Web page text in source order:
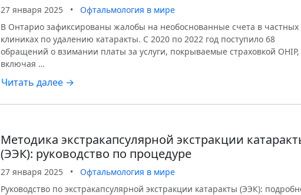
27 января 2025 •
Офтальмология в мире
В Онтарио зафиксированы жалобы на необоснованные счета в частных
клиниках по удалению катаракты. С 2020 по 2022 год поступило 68
обращений о взимании платы за услуги, покрываемые страховкой OHIP,
включая …
Читать далее →
Методика экстракапсулярной экстракции
(ЭЭК): руководство по процедуре
27 января 2025 •
Офтальмология в мире
Руководство по экстракапсулярной экстракции катаракты (ЭЭК):